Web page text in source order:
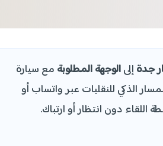
جدةإلىالوجهة المطلوبة مع سيارة
الذكي للنقليات عبر واتساب أو
اللقاء دون انتظار أو ارتباك.